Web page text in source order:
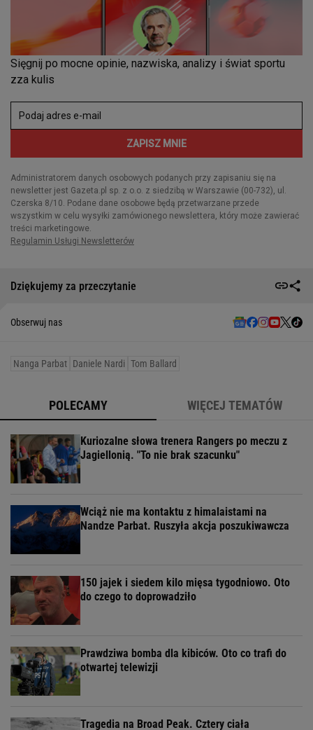
Dziękujemy za przeczytanie
Obserwuj nas
Nanga Parbat Daniele Nardi Tom Ballard
POLECAMY WIĘCEJ TEMATÓW
Kuriozalne słowa trenera Rangers po meczu z
Jagiellonią. "To nie brak szacunku"
Wciąż nie ma kontaktu z himalaistami na
Nandze Parbat. Ruszyła akcja poszukiwawcza
150 jajek i siedem kilo mięsa tygodniowo. Oto
do czego to doprowadziło
Prawdziwa bomba dla kibiców. Oto co trafi do
otwartej telewizji
Tragedia na Broad Peak. Cztery ciała